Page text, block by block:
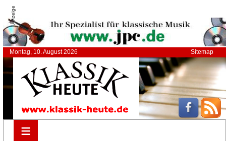
Anzeige
Montag, 10. August 2026 Sitemap
≡
≡